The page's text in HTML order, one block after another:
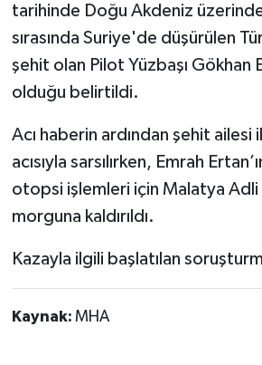
tarihinde Doğu Akdeniz
sırasında Suriye'de düşürülen
şehit olan Pilot Yüzbaşı Gökhan
olduğu belirtildi.
Acı haberin ardından şehit ailesi
acısıyla sarsılırken, Emrah
otopsi işlemleri için Malatya Adli
morguna kaldırıldı.
Kazayla ilgili başlatılan
Kaynak: MHA